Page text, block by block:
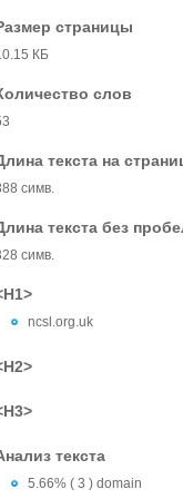
страницы
КБ
слов
текста на
симв.
текста без
симв.
ncsl.org.uk
текста
5.66% ( 3 ) domain